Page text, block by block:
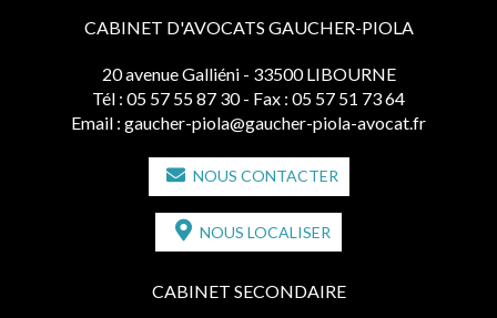
CABINET D'AVOCATS GAUCHER-PIOLA
20 avenue Galliéni - 33500 LIBOURNE
Tél : 05 57 55 87 30 - Fax : 05 57 51 73 64
Email : gaucher-piola@gaucher-piola-avocat.fr
NOUS CONTACTER
NOUS LOCALISER
CABINET SECONDAIRE